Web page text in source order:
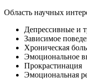
Область научных
Депрессивные и
Зависимое
Хроническая боль
Эмоциональное
Прокрастинация
Эмоциональная